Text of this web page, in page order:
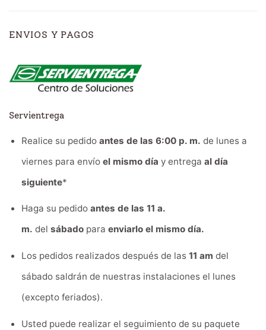
ENVIOS Y PAGOS
Servientrega
Realice su pedido antes de las 6:00 p. m. de lunes a
viernes para envío el mismo día y entrega al día
siguiente*
Haga su pedido antes de las 11 a.
m. del sábadopara enviarlo el mismo día.
Los pedidos realizados después de las 11 am del
sábado saldrán de nuestras instalaciones el lunes
(excepto feriados).
Usted puede realizar el seguimiento de su paquete